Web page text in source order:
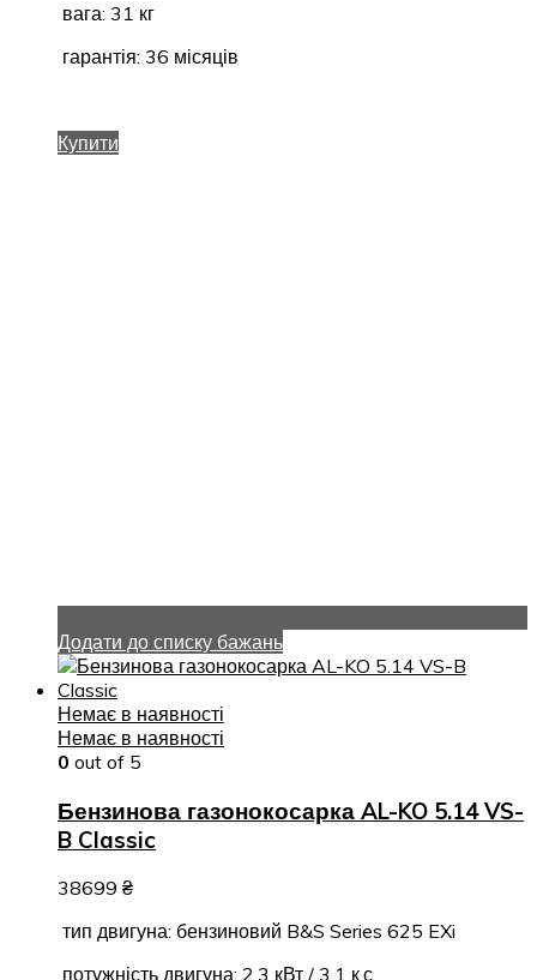
вага: 31 кг
гарантія: 36 місяців
Купити
Додати до списку бажань
Немає в наявності
Немає в наявності
0 out of 5
Бензинова газонокосарка AL-KO 5.14 VS-
B Classic
38699 ₴
тип двигуна: бензиновий B&S Series 625 EXi
потужність двигуна: 2,3 кВт / 3,1 к.с.